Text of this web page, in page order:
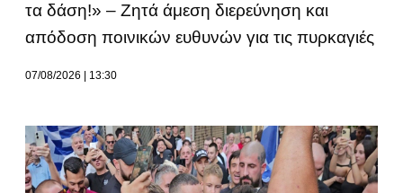
τα δάση!» – Ζητά άμεση διερεύνηση και
απόδοση ποινικών ευθυνών για τις πυρκαγιές
07/08/2026 13:30